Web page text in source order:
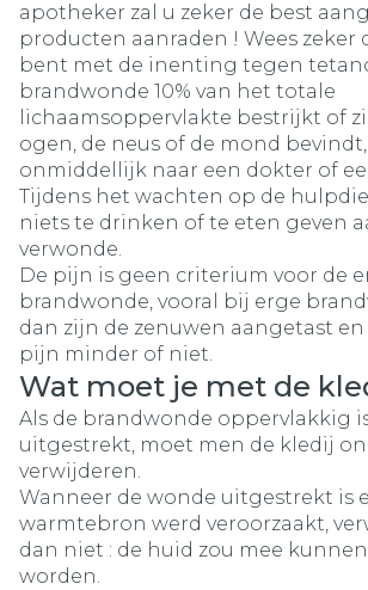
apotheker zal u zeker de best
producten aanraden ! Wees zeker
bent met de inenting tegen
brandwonde 10% van het totale
lichaamsoppervlakte bestrijkt of
ogen, de neus of de mond
onmiddellijk naar een dokter of
Tijdens het wachten op de
niets te drinken of te eten geven
verwonde.
De pijn is geen criterium voor de
brandwonde, vooral bij erge
dan zijn de zenuwen aangetast
pijn minder of niet.
Wat moet je met de
Als de brandwonde oppervlakkig
uitgestrekt, moet men de kledij
verwijderen.
Wanneer de wonde uitgestrekt is
warmtebron werd veroorzaakt,
dan niet : de huid zou mee
worden.